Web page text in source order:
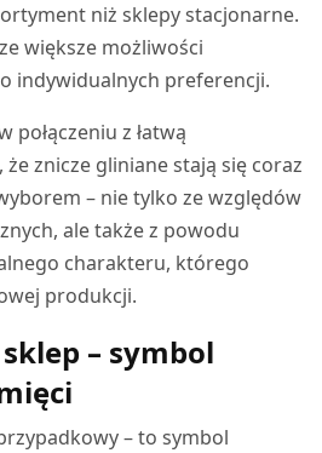
niż sklepy stacjonarne.
większe możliwości
indywidualnych preferencji.
połączeniu z łatwą
znicze gliniane stają się coraz
– nie tylko ze względów
ale także z powodu
charakteru, którego
produkcji.
– symbol
– to symbol